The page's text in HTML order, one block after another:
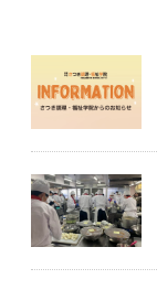
丁寧な指導